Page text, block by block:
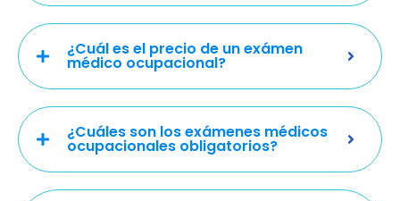
¿Cuál es el precio de un exámen
médico ocupacional?
¿Cuáles son los exámenes médicos
ocupacionales obligatorios?